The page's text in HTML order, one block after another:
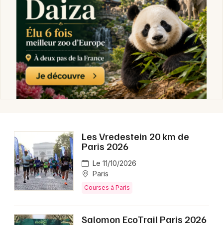
Courses à Paris
Courses en Ile de France
Actus à Paris
Magazine à Paris
Les Vredestein 20 km de
Paris 2026
Le 11/10/2026
Paris
Courses à Paris
Salomon EcoTrail Paris 2026